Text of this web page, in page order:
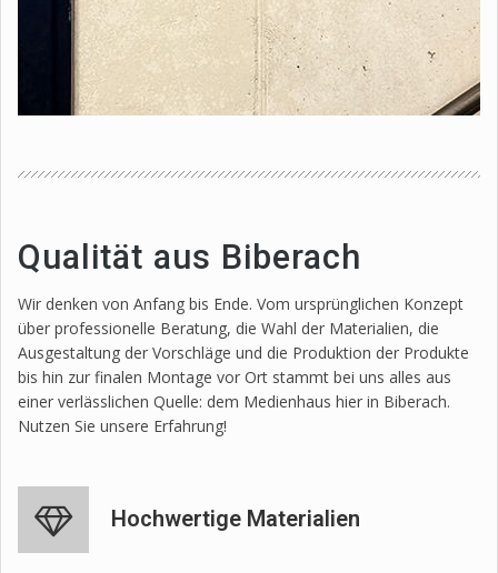
Qualität aus Biberach
Wir denken von Anfang bis Ende. Vom ursprünglichen Konzept
über professionelle Beratung, die Wahl der Materialien, die
Ausgestaltung der Vorschläge und die Produktion der Produkte
bis hin zur finalen Montage vor Ort stammt bei uns alles aus
einer verlässlichen Quelle: dem Medienhaus hier in Biberach.
Nutzen Sie unsere Erfahrung!
Hochwertige Materialien